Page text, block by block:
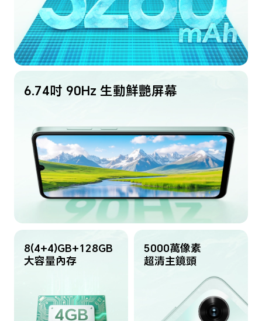
6.74吋 90Hz 生動鮮艷屏幕
8(4+4)GB+128GB
大容量內存
5000萬像素
超清主鏡頭